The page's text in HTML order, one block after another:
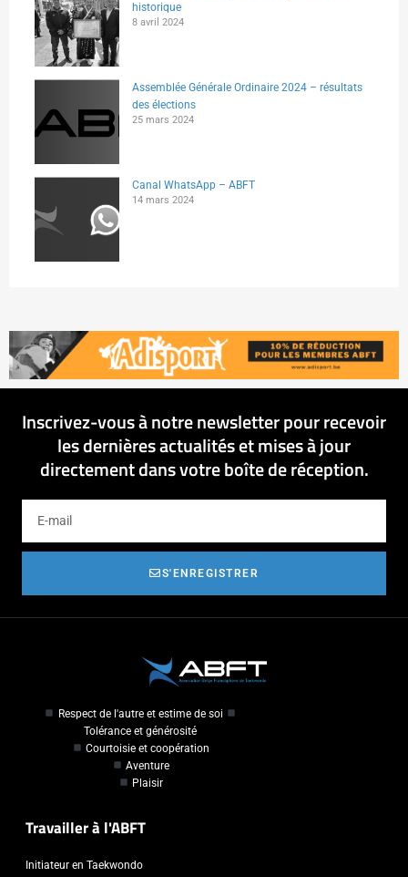
historique
8 avril 2024
Assemblée Générale Ordinaire 2024 – résultats
des élections
25 mars 2024
Canal WhatsApp – ABFT
14 mars 2024
Inscrivez-vous à notre newsletter pour recevoir
les dernières actualités et mises à jour
directement dans votre boîte de réception.
S'ENREGISTRER
Respect de l'autre et estime de soi
Tolérance et générosité
Courtoisie et coopération
Aventure
Plaisir
Travailler à l'ABFT
Initiateur en Taekwondo